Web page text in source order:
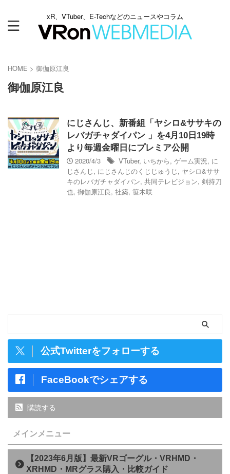
xR、VTuber、E-Techなどのニュースやコラム
HOME > 御伽原江良
御伽原江良
にじさんじ、新番組「ヤシロ&ササキの
レバガチャダイパン 」を4月10日19時
より毎週金曜日にプレミア公開
2020/4/3
VTuber, いちから, ゲーム実況, に
じさんじ, にじさんじのくじじゅうじ, ヤシロ&ササ
キのレバガチャダイパン, 共同テレビジョン, 剣持刀
也, 御伽原江良, 社築, 笹木咲
公式Twitterをフォローする
FaceBookでシェアする
購読する
メインメニュー
【2023年6月版】最新VRゴーグル・VRHMD・
XRHMD・MRグラス購入・比較ガイド